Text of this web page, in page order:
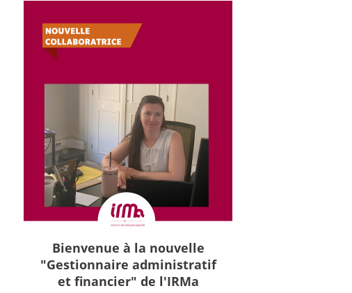
Bienvenue à la nouvelle
"Gestionnaire administratif
et financier" de l'IRMa